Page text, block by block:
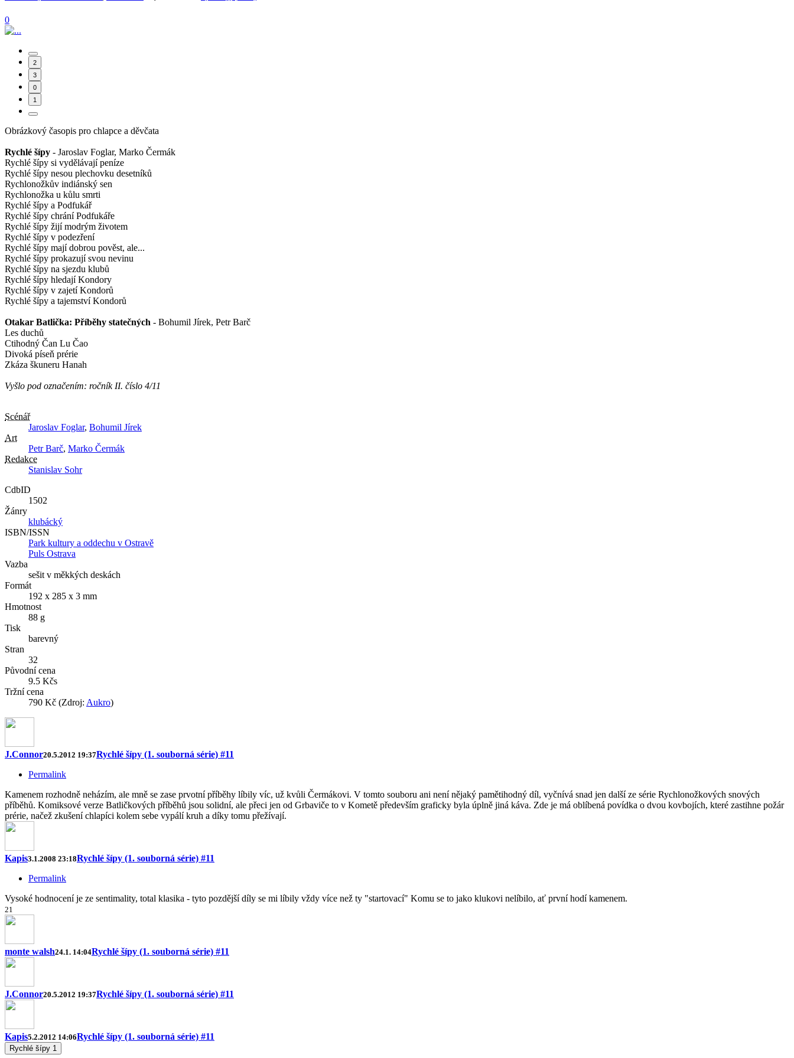
0
2
3
0
1
Obrázkový časopis pro chlapce a děvčata
Rychlé šípy - Jaroslav Foglar, Marko Čermák
Rychlé šípy si vydělávají peníze
Rychlé šípy nesou plechovku desetníků
Rychlonožkův indiánský sen
Rychlonožka u kůlu smrti
Rychlé šípy a Podfukář
Rychlé šípy chrání Podfukáře
Rychlé šípy žijí modrým životem
Rychlé šípy v podezření
Rychlé šípy mají dobrou pověst, ale...
Rychlé šípy prokazují svou nevinu
Rychlé šípy na sjezdu klubů
Rychlé šípy hledají Kondory
Rychlé šípy v zajetí Kondorů
Rychlé šípy a tajemství Kondorů
Otakar Batlička: Příběhy statečných - Bohumil Jírek, Petr Barč
Les duchů
Ctihodný Čan Lu Čao
Divoká píseň prérie
Zkáza škuneru Hanah
Vyšlo pod označením: ročník II. číslo 4/11
Scénář
Jaroslav Foglar, Bohumil Jírek
Art
Petr Barč, Marko Čermák
Redakce
Stanislav Sohr
CdbID
1502
Žánry
klubácký
ISBN/ISSN
Park kultury a oddechu v Ostravě
Puls Ostrava
Vazba
sešit v měkkých deskách
Formát
192 x 285 x 3 mm
Hmotnost
88 g
Tisk
barevný
Stran
32
Původní cena
9.5 Kčs
Tržní cena
790 Kč (Zdroj: Aukro)
J.Connor20.5.2012 19:37Rychlé šípy (1. souborná série) #11
Permalink
Kamenem rozhodně neházím, ale mně se zase prvotní příběhy líbily víc, už kvůli Čermákovi. V tomto souboru ani není nějaký pamětihodný díl, vyčnívá snad jen další ze série Rychlonožkových snových
příběhů. Komiksové verze Batličkových příběhů jsou solidní, ale přeci jen od Grbaviče to v Kometě především graficky byla úplně jiná káva. Zde je má oblíbená povídka o dvou kovbojích, které zastihne požár
prérie, načež zkušení chlapíci kolem sebe vypálí kruh a díky tomu přežívají.
Kapis3.1.2008 23:18Rychlé šípy (1. souborná série) #11
Permalink
Vysoké hodnocení je ze sentimality, total klasika - tyto pozdější díly se mi líbily vždy více než ty "startovací" Komu se to jako klukovi nelíbilo, ať první hodí kamenem.
21
monte walsh24.1. 14:04Rychlé šípy (1. souborná série) #11
J.Connor20.5.2012 19:37Rychlé šípy (1. souborná série) #11
Kapis5.2.2012 14:06Rychlé šípy (1. souborná série) #11
Rychlé šípy 1